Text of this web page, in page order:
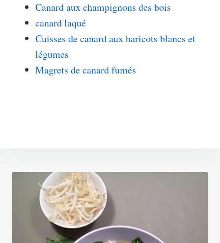
Canard aux champignons des bois
canard laqué
Cuisses de canard aux haricots blancs et
légumes
Magrets de canard fumés
Navigation
l’article